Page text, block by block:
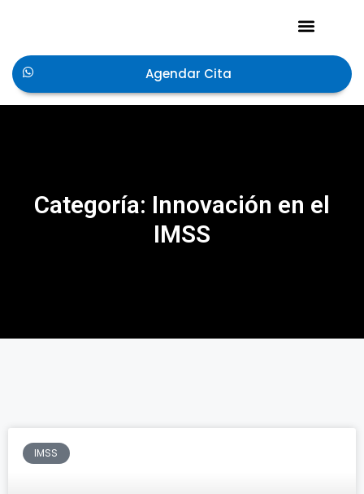
Agendar Cita
Categoría: Innovación en el
IMSS
IMSS